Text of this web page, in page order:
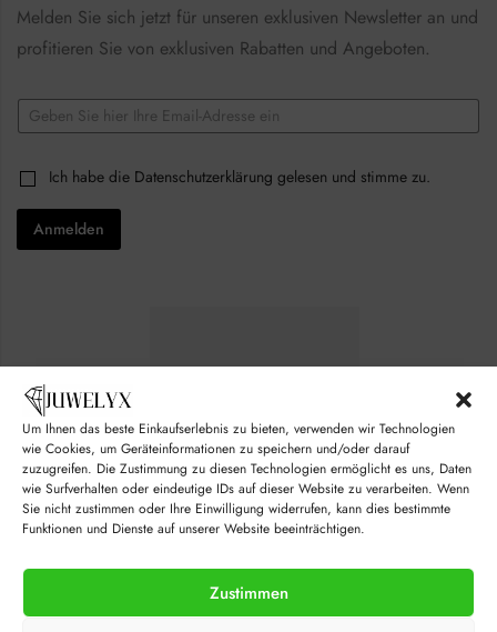
Um Ihnen das beste Einkaufserlebnis zu bieten, verwenden wir Technologien
wie Cookies, um Geräteinformationen zu speichern und/oder darauf
zuzugreifen. Die Zustimmung zu diesen Technologien ermöglicht es uns, Daten
wie Surfverhalten oder eindeutige IDs auf dieser Website zu verarbeiten. Wenn
Sie nicht zustimmen oder Ihre Einwilligung widerrufen, kann dies bestimmte
Funktionen und Dienste auf unserer Website beeinträchtigen.
Zustimmen
Melden Sie sich jetzt für unseren exklusiven Newsletter an und
profitieren Sie von exklusiven Rabatten und Angeboten.
e
k
b
o
*
E
lC
h
e
k
*
Ich habe die Datenschutzerklärung gelesen und stimme zu.
Anmelden